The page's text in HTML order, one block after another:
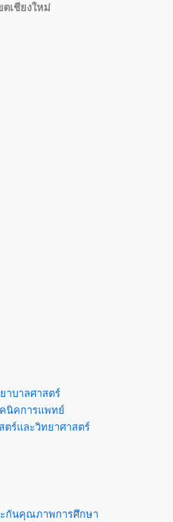
เชียงใหม่
าบาลศาสตร์
นิคการแพทย์
ร์และวิทยาศาสตร์
ะกันคุณภาพการศึกษา